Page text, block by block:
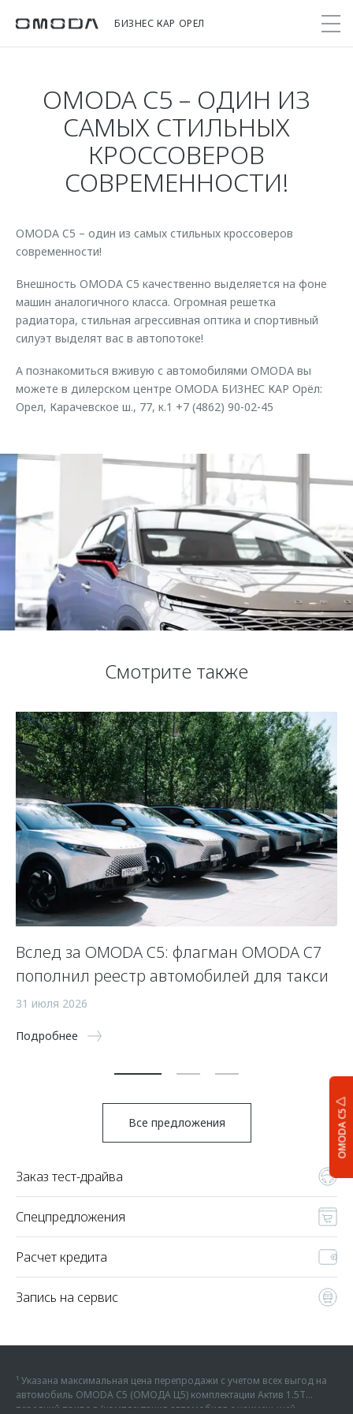
БИЗНЕС КАР ОРЕЛ
Модели
от 2 299 000 ₽*
C7
от 2 739 000 ₽*
Покупателям
Выбор и покупка
Сравнить комплектации
Cпецпредложения
Прайс-листы
OMODA Лизинг
Кредитные программы
Страхование
Кредитный калькулятор
Одежда и сувениры
Оригинальные аксессуары
Запчасти
Трейд-ин
Калькулятор трейд-ин
Владельцам
Записаться на сервис
Поддержка
Гарантия
Дополнительная техническая поддержка
Руководства по эксплуатации
Клиентская поддержка
O&J Автоклуб
Приложение O&J
Аксессуары
Одежда и сувениры
Оригинальные аксессуары
Запчасти
Мир OMODA
Приложение O&J
Бренд JAECOO
Правовая информация
Обратная связь
OMODA C5
OMODA C5 – ОДИН ИЗ
САМЫХ СТИЛЬНЫХ
КРОССОВЕРОВ
СОВРЕМЕННОСТИ!
OMODA C5 – один из самых стильных кроссоверов
современности!
Внешность OMODA C5 качественно выделяется на фоне
машин аналогичного класса. Огромная решетка
радиатора, стильная агрессивная оптика и спортивный
силуэт выделят вас в автопотоке!
А познакомиться вживую с автомобилями OMODA вы
можете в дилерском центре OMODA БИЗНЕС КАР Орёл:
Орел, Карачевское ш., 77, к.1 +7 (4862) 90-02-45
Смотрите также
Вслед за OMODA C5: флагман OMODA C7
пополнил реестр автомобилей для такси
31 июля 2026
Подробнее
Все предложения
Заказ тест-драйва
Спецпредложения
Расчет кредита
Запись на сервис
¹ Указана максимальная цена перепродажи с учетом всех выгод на
автомобиль OMODA C5 (ОМОДА Ц5) комплектации Актив 1.5Т
передний привод (комплектация автомобиля с наименьшей